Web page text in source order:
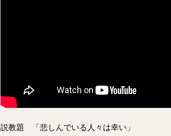
説教題 「悲しんでいる人々は幸